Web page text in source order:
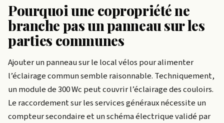
Pourquoi une copropriété ne
branche pas un panneau sur les
parties communes
Ajouter un panneau sur le local vélos pour alimenter
l’éclairage commun semble raisonnable. Techniquement,
un module de 300 Wc peut couvrir l’éclairage des couloirs.
Le raccordement sur les services généraux nécessite un
compteur secondaire et un schéma électrique validé par